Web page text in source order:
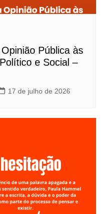
Pública às
e Social –
17 de julho de 2026